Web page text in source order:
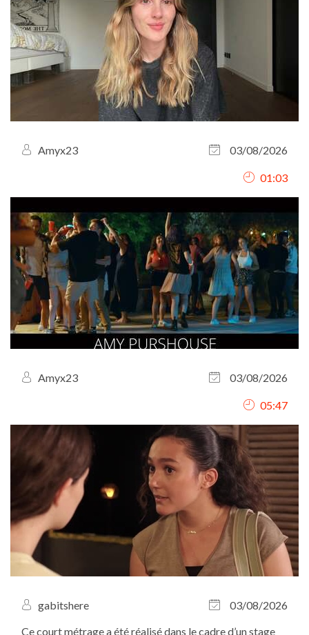
Amyx23 03/08/2026
01:03
Amyx23 03/08/2026
05:47
gabitshere
03/08/2026
Ce court métrage a été réalisé dans le cadre d’un stage